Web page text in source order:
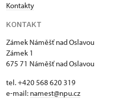
Kontakty
KONTAKT
Zámek Náměšť nad Oslavou
Zámek 1
675 71 Náměšť nad Oslavou
tel. +420 568 620 319
e-mail: namest@npu.cz